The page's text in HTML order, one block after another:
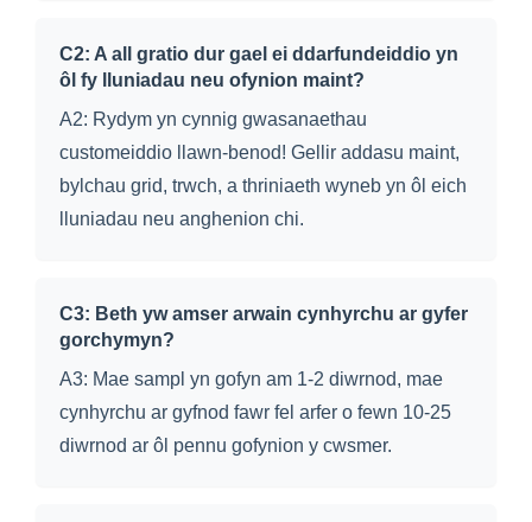
C2: A all gratio dur gael ei ddarfundeiddio yn
ôl fy lluniadau neu ofynion maint?
A2: Rydym yn cynnig gwasanaethau
customeiddio llawn-benod! Gellir addasu maint,
bylchau grid, trwch, a thriniaeth wyneb yn ôl eich
lluniadau neu anghenion chi.
C3: Beth yw amser arwain cynhyrchu ar gyfer
gorchymyn?
A3: Mae sampl yn gofyn am 1-2 diwrnod, mae
cynhyrchu ar gyfnod fawr fel arfer o fewn 10-25
diwrnod ar ôl pennu gofynion y cwsmer.